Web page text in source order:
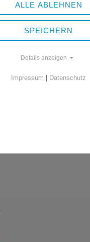
ALLE ABLEHNEN
SPEICHERN
Details anzeigen
Impressum Datenschutz